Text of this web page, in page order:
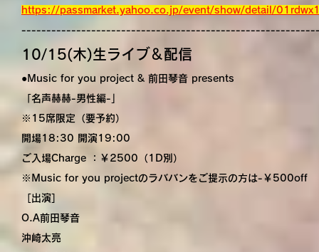
https://passmarket.yahoo.co.jp/event/show/detail/
10/15(木)生ライブ＆配信
●Music for you project & 前田琴音 presents
「名声赫赫-男性編-」
※15席限定（要予約）
開場18:30 開演19:00
ご入場Charge ：￥2500（1D別）
※Music for you projectのラババンをご提示の方は-￥500off
［出演］
O.A前田琴音
沖崎太亮